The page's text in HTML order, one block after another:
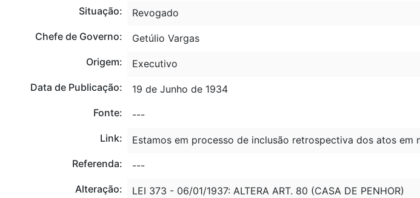
Situação:
Revogado
Chefe de Governo:
Getúlio Vargas
Origem:
Executivo
Data de Publicação:
19 de Junho de 1934
Fonte:
---
Link:
Estamos em processo de inclusão retrospectiva dos atos em
Referenda:
---
Alteração:
LEI 373 - 06/01/1937: ALTERA ART. 80 (CASA DE PENHOR)